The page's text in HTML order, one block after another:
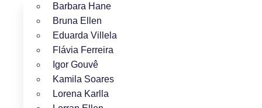
Barbara Hane
Bruna Ellen
Eduarda Villela
Flávia Ferreira
Igor Gouvê
Kamila Soares
Lorena Karlla